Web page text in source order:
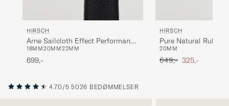
HIRSCH
Arne Sailcloth Effect Performance
Watch Strap Black
18MM20MM22MM
699,-
HIRSCH
Pure Natural
Orange
20MM
Ordinary pris
649,- Nedsat pris
325,-
4.70/5 5026 BEDØMMELSER